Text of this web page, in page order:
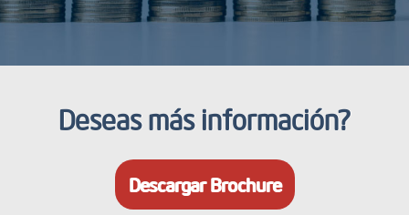
Deseas más información?
Descargar Brochure